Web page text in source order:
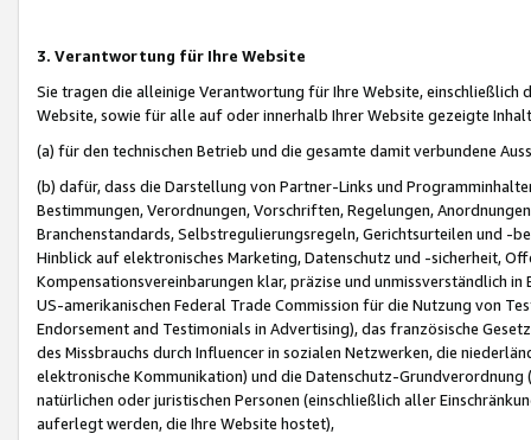
3. Verantwortung für Ihre Website
Sie tragen die alleinige Verantwortung für Ihre Website,
Website, sowie für alle auf oder innerhalb Ihrer Website gezeigte
(a) für den technischen Betrieb und die gesamte damit verbundene
(b) dafür, dass die Darstellung von Partner-Links und
Bestimmungen, Verordnungen, Vorschriften, Regelungen,
Branchenstandards, Selbstregulierungsregeln, Gerichtsurteilen und -
Hinblick auf elektronisches Marketing, Datenschutz und -sicherheit,
Kompensationsvereinbarungen klar, präzise und unmissverständlich
US-amerikanischen Federal Trade Commission für die Nutzung von
Endorsement and Testimonials in Advertising), das französische
des Missbrauchs durch Influencer in sozialen Netzwerken, die
elektronische Kommunikation) und die Datenschutz-
natürlichen oder juristischen Personen (einschließlich aller
auferlegt werden, die Ihre Website hostet),